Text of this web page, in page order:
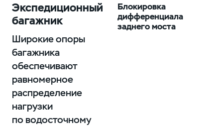
Экспедиционный
багажник
Широкие опоры
багажника
обеспечивают
равномерное
распределение
нагрузки
по водосточному
Блокировка
дифференциала
заднего моста